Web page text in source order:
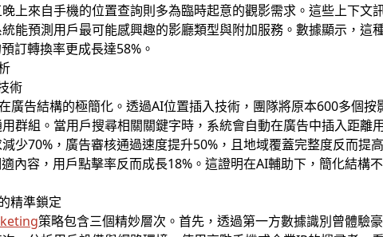
上來自手機的位置查詢則多為臨時起意的觀影需求。這些上下文
能預測用戶最可能感興趣的影廳類型與附加服務。數據顯示，這
訂轉換率更成長達58%。
術
廣告結構的極簡化。透過AI位置插入技術，團隊將原本600多個
群組。當用戶搜尋相關關鍵字時，系統會自動在廣告中插入距離
少70%，廣告審核通過速度提升50%，且地域覆蓋完整度反而提
內容，用戶點擊率反而成長18%。這證明在AI輔助下，簡化結構
精準鎖定
策略包含三個精妙層次。首先，透過第一方數據識別曾體驗